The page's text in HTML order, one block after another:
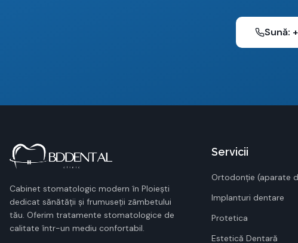
Sună:
Cabinet stomatologic modern în Ploiești
dedicat sănătății și frumuseții zâmbetului
tău. Oferim tratamente stomatologice de
calitate într-un mediu confortabil.
Servicii
Ortodonție (aparate
Implanturi dentare
Protetica
Estetică Dentară